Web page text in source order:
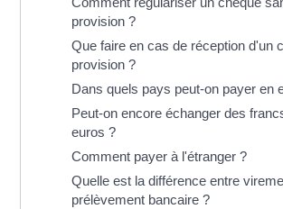
provision ?
Que faire en cas de réception d'un
provision ?
Dans quels pays peut-on payer en
Peut-on encore échanger des
euros ?
Comment payer à l'étranger ?
Quelle est la différence entre
prélèvement bancaire ?